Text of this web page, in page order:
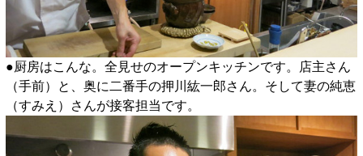
●厨房はこんな。全見せのオープンキッチンです。店主さん
（手前）と、奥に二番手の押川紘一郎さん。そして妻の純恵
（すみえ）さんが接客担当です。